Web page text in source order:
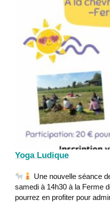
Yoga Ludique
Une nouvelle séance
samedi à 14h30 à la Ferme
pourrez en profiter pour